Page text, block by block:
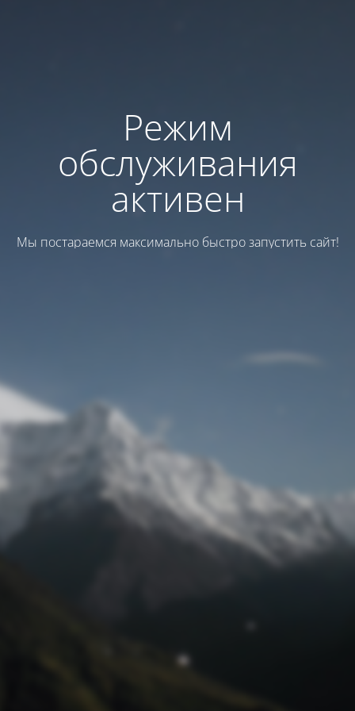
Режим
обслуживания
активен
Мы постараемся максимально быстро запустить сайт!